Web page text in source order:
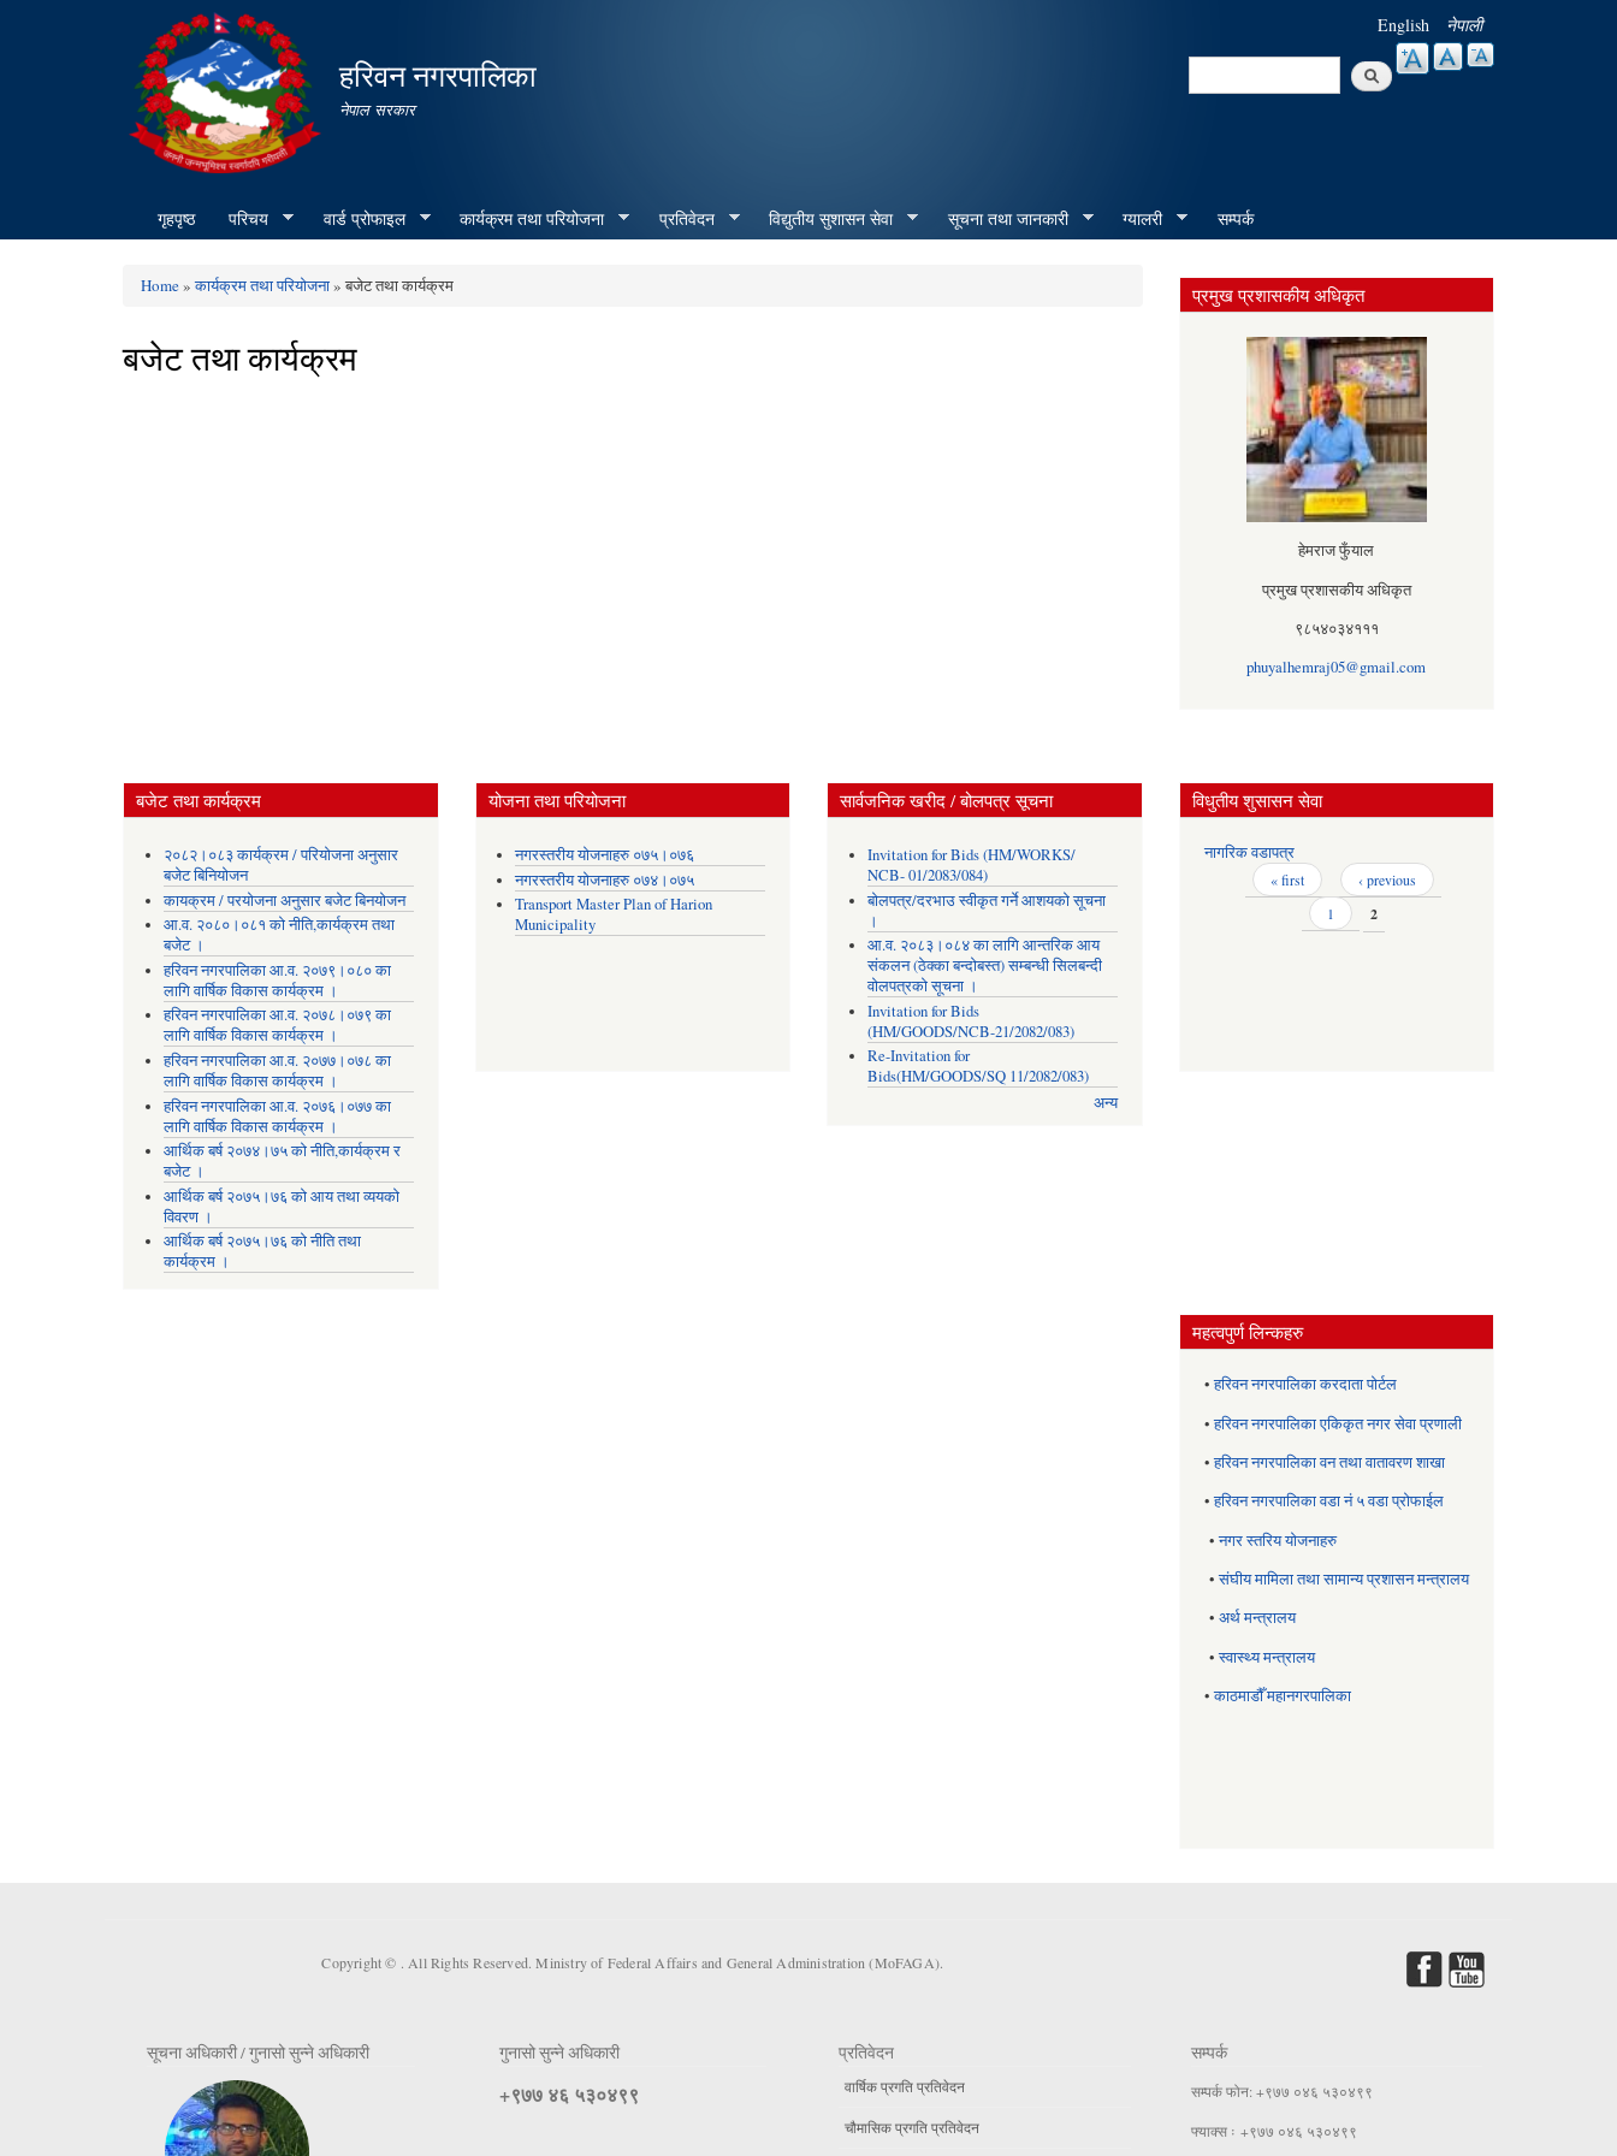
हरिवन नगरपालिका
नेपाल सरकार
English नेपाली
Search
गृहपृष्ठ परिचय वार्ड प्रोफाइल कार्यक्रम तथा परियोजना प्रतिवेदन विद्युतीय सुशासन सेवा सूचना तथा जानकारी ग्यालरी सम्पर्क
You are here
Home»कार्यक्रम तथा परियोजना» बजेट तथा कार्यक्रम
बजेट तथा कार्यक्रम
प्रमुख प्रशासकीय अधिकृत
हेमराज फुँयाल
प्रमुख प्रशासकीय अधिकृत
९८५४०३४१११
phuyalhemraj05@gmail.com
बजेट तथा कार्यक्रम
२०८२।०८३ कार्यक्रम / परियोजना अनुसार
बजेट बिनियोजन
कायक्रम / परयोजना अनुसार बजेट बिनयोजन
आ.व. २०८०।०८१ को नीति,कार्यक्रम तथा
बजेट ।
हरिवन नगरपालिका आ‍.व. २०७९।०८० का
लागि वार्षिक विकास कार्यक्रम ।
हरिवन नगरपालिका आ‍.व. २०७८।०७९ का
लागि वार्षिक विकास कार्यक्रम ।
हरिवन नगरपालिका आ‍.व. २०७७।०७८ का
लागि वार्षिक विकास कार्यक्रम ।
हरिवन नगरपालिका आ‍.व. २०७६।०७७ का
लागि वार्षिक विकास कार्यक्रम ।
आर्थिक बर्ष २०७४।७५ को नीति,कार्यक्रम र
बजेट ।
आर्थिक बर्ष २०७५।७६ को आय तथा व्ययकाे
विवरण ।
आर्थिक बर्ष २०७५।७६ को नीति तथा
कार्यक्रम ।
योजना तथा परियोजना
नगरस्तरीय योजनाहरु ०७५।०७६
नगरस्तरीय योजनाहरु ०७४।०७५
Transport Master Plan of Harion
Municipality
सार्वजनिक खरीद / बोलपत्र सूचना
Invitation for Bids (HM/WORKS/
NCB- 01/2083/084)
बोलपत्र/दरभाउ स्वीकृत गर्ने आशयको सूचना
।
आ.व. २०८३।०८४ का लागि आन्तरिक आय
संकलन (ठेक्का बन्दोबस्त) सम्बन्धी सिलबन्दी
वोलपत्रको सूचना ।
Invitation for Bids
(HM/GOODS/NCB-21/2082/083)
Re-Invitation for
Bids(HM/GOODS/SQ 11/2082/083)
अन्य
विधुतीय शुसासन सेवा
नागरिक वडापत्र
Pages « first
‹ previous
1
2
महत्वपुर्ण लिन्कहरु
•हरिवन नगरपालिका करदाता पोर्टल
•हरिवन नगरपालिका एकिकृत नगर सेवा प्रणाली
•हरिवन नगरपालिका वन तथा वातावरण शाखा
•हरिवन नगरपालिका वडा नं ५ वडा प्रोफाईल
•नगर स्तरिय याेजनाहरु
•संघीय मामिला तथा सामान्य प्रशासन मन्त्रालय
• अर्थ मन्त्रालय
•स्वास्थ्य मन्त्रालय
•काठमाडौँ महानगरपालिका
Copyright © . All Rights Reserved. Ministry of Federal Affairs and General Administration (MoFAGA).
सूचना अधिकारी / गुनासो सुन्ने अधिकारी गुनासो सुन्ने अधिकारी
+९७७ ४६ ५३०४९९
प्रतिवेदन
वार्षिक प्रगति प्रतिवेदन
चौमासिक प्रगति प्रतिवेदन
सम्पर्क
सम्पर्क फोन: +९७७ ०४६ ५३०४९९
फ्याक्स ः +९७७ ०४६ ५३०४९९